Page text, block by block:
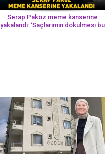
Serap Paköz meme kanserine
yakalandı: ‘Saçlarımın dökülmesi bu